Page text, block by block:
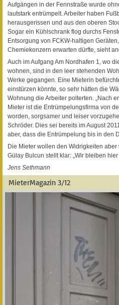
Aufgängen in der Fennstraße wurde
lautstark entrümpelt. Arbeiter haben
herausgerissen und aus den oberen
Sogar ein Kühlschrank flog durchs
Entsorgung von FCKW-haltigen
Chemiekonzern erwarten dürfte, sieht
Auch im Aufgang Am Nordhafen 1, wo
wohnen, sind in den leer stehenden
Werke gegangen. Eine Mieterin
einstürzen könnte, so sehr hätten die
Wohnung die Arbeiter polterten. „Nach
Mieter ist die Entrümpelungsfirma von
worden, sorgsamer und leiser
Schröder. Dies sei bereits im August
aber, dass die Entrümpelung bis in den
Die Mieter wollen den Widrigkeiten
Gülay Bulcun stellt klar: „Wir bleiben hier
Jens Sethmann
MieterMagazin 3/12